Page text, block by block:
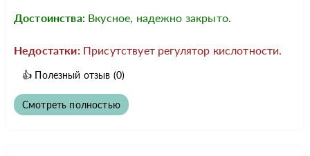
Достоинства: Вкусное, надежно закрыто.
Недостатки: Присутствует регулятор кислотности.
👍 Полезный отзыв (0)
Смотреть полностью